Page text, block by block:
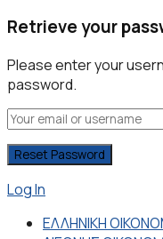
Retrieve your
Please enter your
password.
Log In
ΕΛΛΗΝΙΚΗ